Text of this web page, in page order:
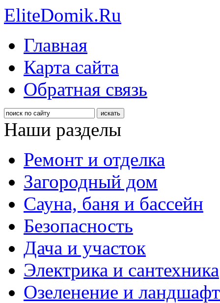
EliteDomik.Ru
Главная
Карта сайта
Обратная связь
Наши разделы
Ремонт и отделка
Загородный дом
Сауна, баня и бассейн
Безопасность
Дача и участок
Электрика и сантехника
Озеленение и